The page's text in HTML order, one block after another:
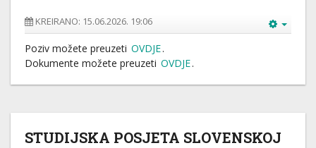
KREIRANO: 15.06.2026. 19:06
Poziv možete preuzeti OVDJE.
Dokumente možete preuzeti OVDJE.
STUDIJSKA POSJETA SLOVENSKOJ